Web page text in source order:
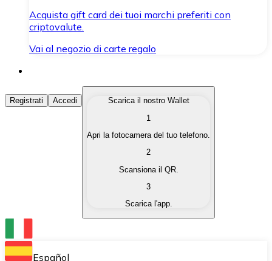
Acquista gift card dei tuoi marchi preferiti con
criptovalute.
Vai al negozio di carte regalo
Acquista Criptovalute
Acquista le criptovalute che ti interessano in modo
Converti le tue criptovalute in valuta fiat quando ne
Scambia una criptovaluta con un'altra
Conserva le tue cripto in un Wallet self-custodial.
Registrati Accedi
Scarica il nostro Wallet
1
Apri la fotocamera del tuo telefono.
2
Scansiona il QR.
3
Scarica l'app.
Español